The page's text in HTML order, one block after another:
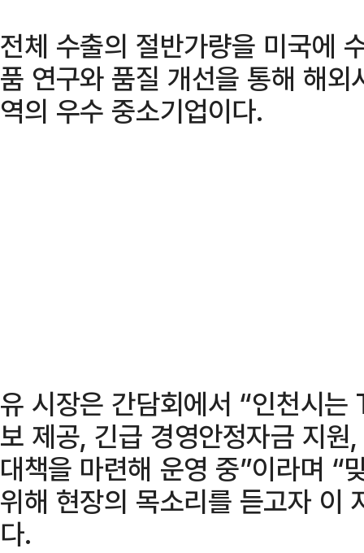
전체 수출의 절반가량을 미국에
품 연구와 품질 개선을 통해 해
역의 우수 중소기업이다.
유 시장은 간담회에서 “인천시
보 제공, 긴급 경영안정자금 지
대책을 마련해 운영 중”이라며 “
위해 현장의 목소리를 듣고자 이
다.